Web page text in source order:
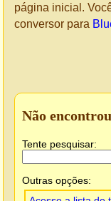
página inicial.
conversor para
Não
Tente pesquisar:
Outras opções: